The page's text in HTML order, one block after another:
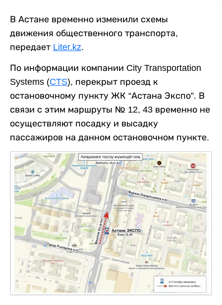
В Астане временно изменили схемы
движения общественного транспорта,
передает Liter.kz.
По информации компании City Transportation
Systems (CTS), перекрыт проезд к
остановочному пункту ЖК “Астана Экспо”. В
связи с этим маршруты № 12, 43 временно не
осуществляют посадку и высадку
пассажиров на данном остановочном пункте.